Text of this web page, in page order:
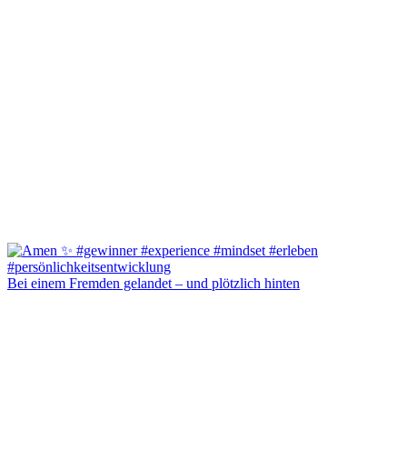
Bei einem Fremden gelandet – und plötzlich hinten